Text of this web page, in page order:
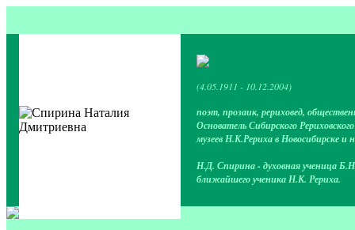
(4.05.1911 - 10.12.2004)
поэт, прозаик, рериховед,
Основатель Сибирского
музеев Н.К.Рериха в Новосибирске и
Н.Д. Спирина - духовная ученица
ближайшего ученика Н.К. Рериха.